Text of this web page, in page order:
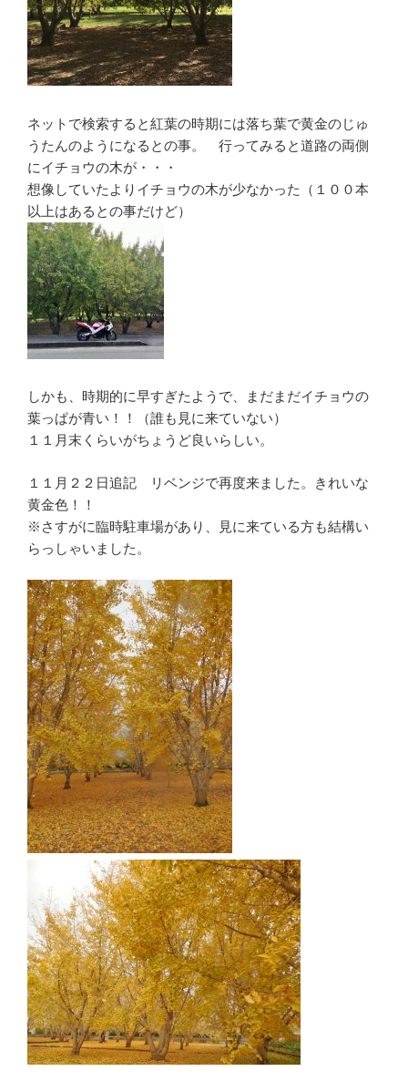
ネットで検索すると紅葉の時期には落ち葉で黄金のじゅ
うたんのようになるとの事。 行ってみると道路の両側
にイチョウの木が・・・
想像していたよりイチョウの木が少なかった（１００本
以上はあるとの事だけど）
しかも、時期的に早すぎたようで、まだまだイチョウの
葉っぱが青い！！（誰も見に来ていない）
１１月末くらいがちょうど良いらしい。
１１月２２日追記 リベンジで再度来ました。きれいな
黄金色！！
※さすがに臨時駐車場があり、見に来ている方も結構い
らっしゃいました。